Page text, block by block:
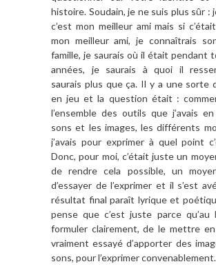
histoire. Soudain, je ne suis plus sûr :
c’est mon meilleur ami mais si
mon meilleur ami, je connaîtrais
famille, je saurais où il était pendant
années, je saurais à quoi il
saurais plus que ça. Il y a une sorte
en jeu et la question était :
l’ensemble des outils que j’avais
sons et les images, les différents
j’avais pour exprimer à quel point
Donc, pour moi, c’était juste un
de rendre cela possible, un
d’essayer de l’exprimer et il s’est
résultat final paraît lyrique et
pense que c’est juste parce
formuler clairement, de le mettre en
vraiment essayé d’apporter des
sons, pour l’exprimer convenablement.